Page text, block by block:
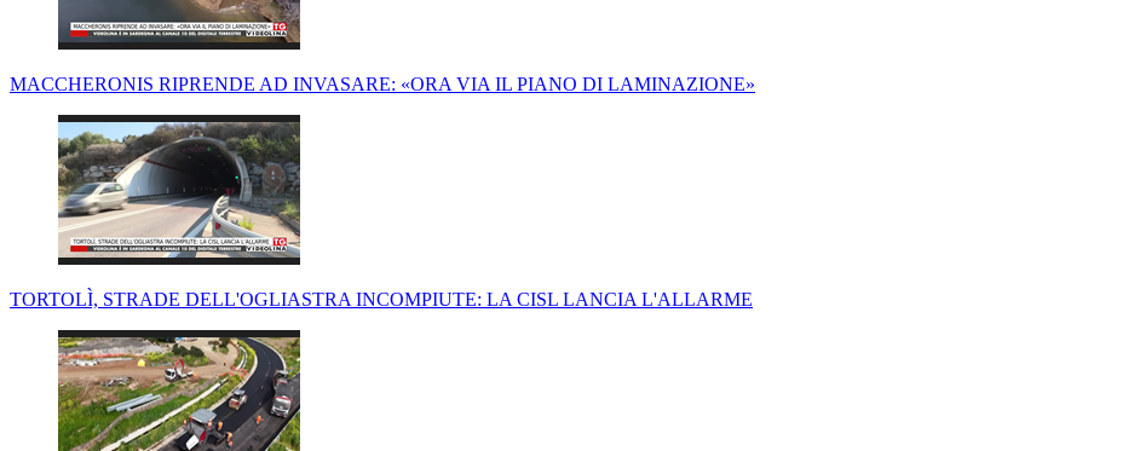
MACCHERONIS RIPRENDE AD INVASARE: «ORA VIA IL PIANO DI LAMINAZIONE»
TORTOLÌ, STRADE DELL'OGLIASTRA INCOMPIUTE: LA CISL LANCIA L'ALLARME